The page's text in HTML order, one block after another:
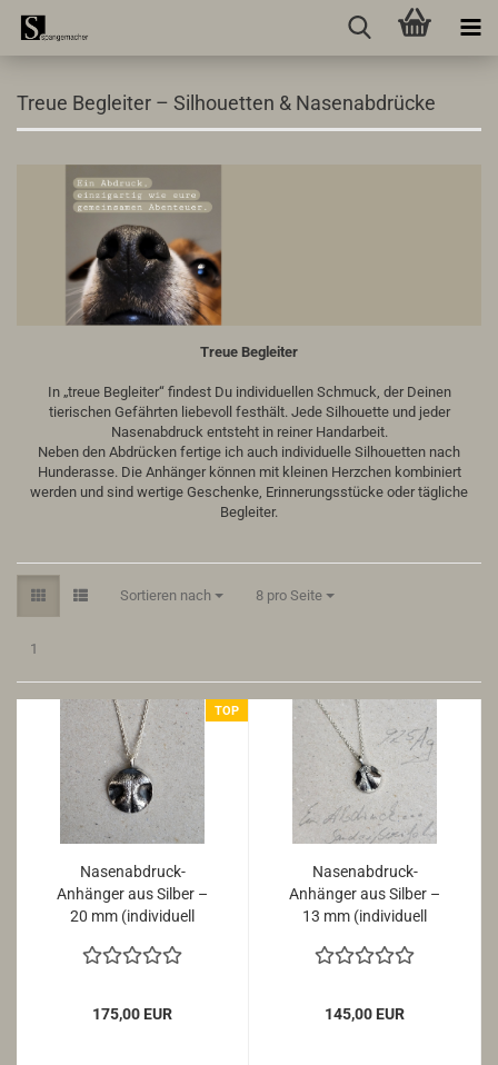
Treue Begleiter – Silhouetten & Nasenabdrücke
Treue Begleiter
In „treue Begleiter“ findest Du individuellen Schmuck, der Deinen
tierischen Gefährten liebevoll festhält. Jede Silhouette und jeder
Nasenabdruck entsteht in reiner Handarbeit.
Neben den Abdrücken fertige ich auch individuelle Silhouetten nach
Hunderasse. Die Anhänger können mit kleinen Herzchen kombiniert
werden und sind wertige Geschenke, Erinnerungsstücke oder tägliche
Begleiter.
Sortieren nach
Sortieren nach 8 pro Seite
pro Seite
1
TOP
Nasenabdruck-
Anhänger aus Silber –
20 mm (individuell
175,00 EUR
Nasenabdruck-
Anhänger aus Silber –
13 mm (individuell
145,00 EUR